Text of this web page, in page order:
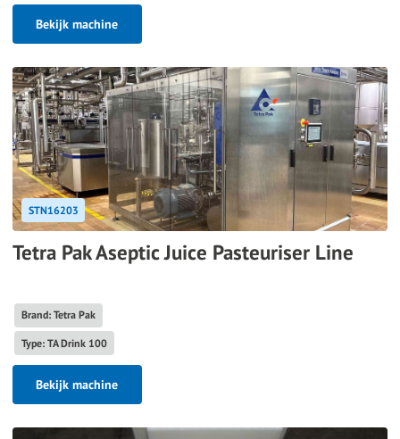
Bekijk machine
STN16203
Tetra Pak Aseptic Juice Pasteuriser Line
Brand: Tetra Pak
Type: TA Drink 100
Bekijk machine